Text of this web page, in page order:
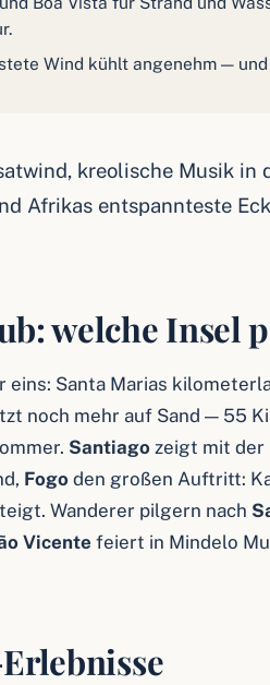
Wind kühlt angenehm —
kreolische Musik in
Afrikas entspannteste
welche Insel
eins: Santa Marias
noch mehr auf Sand — 55
Santiago zeigt mit der
Fogo den großen Auftritt:
Wanderer pilgern nach
Vicente feiert in Mindelo